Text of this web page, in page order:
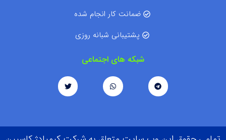
ضمانت کار انجام شده
پشتیبانی شبانه روزی
شبکه های اجتماعی